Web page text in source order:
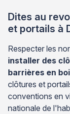
Dites au
et portails à
Respecter les
installer des
barrières en
clôtures et
conventions en
nationale de